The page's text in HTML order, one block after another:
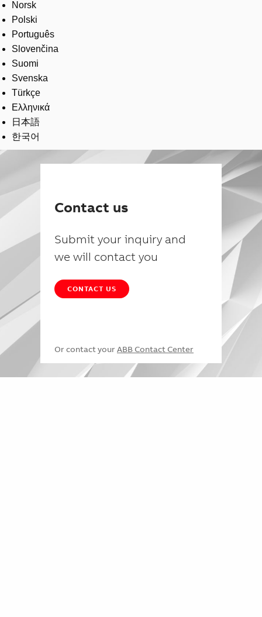
Norsk
Polski
Português
Slovenčina
Suomi
Svenska
Türkçe
Ελληνικά
日本語
한국어
Contact us
Submit your inquiry and
we will contact you
CONTACT US
Or contact your ABB Contact Center